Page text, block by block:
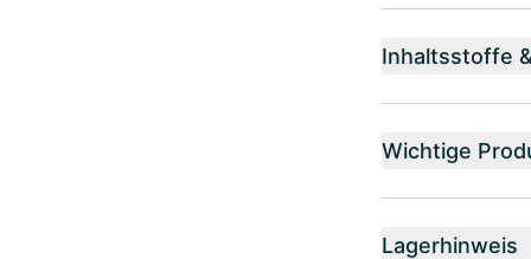
Inhaltsstoffe
Wichtige
Lagerhinweis